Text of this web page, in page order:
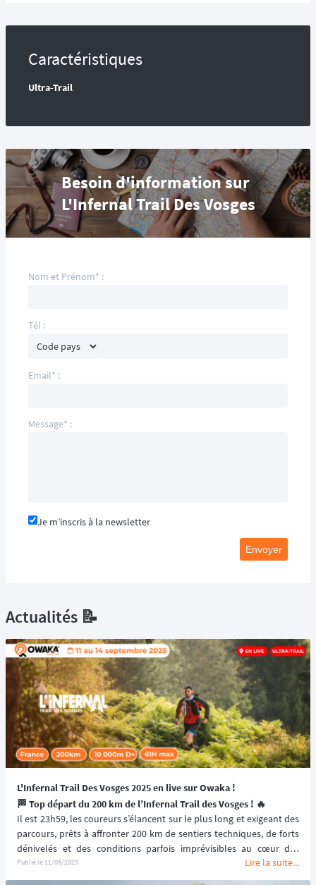
Caractéristiques
Ultra-Trail
Besoin d'information sur
L'Infernal Trail Des Vosges
Nom et Prénom* :
Tél :
Email* :
Message* :
Je m’inscris à la newsletter
Envoyer
Actualités 📝
L'Infernal Trail Des Vosges 2025 en live sur Owaka !
🏁 Top départ du 200 km de l’Infernal Trail des Vosges ! 🔥
Il est 23h59, les coureurs s’élancent sur le plus long et exigeant des
parcours, prêts à affronter 200 km de sentiers techniques, de forts
dénivelés et des conditions parfois imprévisibles au cœur des
Vosges. ⛰️ Pour assurer la
de chacun et permettre de
suivre cette aventure exceptionnelle en direct, le live tracking est
Publié le 11/09/2025 Lire la suite...